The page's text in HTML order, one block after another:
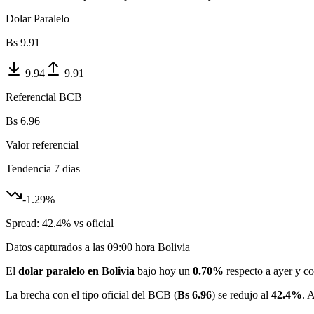
Dolar Paralelo
Bs 9.91
9.94
9.91
Referencial BCB
Bs 6.96
Valor referencial
Tendencia 7 dias
-1.29%
Spread: 42.4% vs oficial
Datos capturados a las 09:00 hora Bolivia
El dolar paralelo en Bolivia bajo hoy un 0.70% respecto a ayer y
La brecha con el tipo oficial del BCB (Bs 6.96) se redujo al 42.4%.